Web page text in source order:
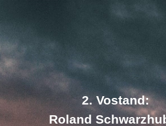
2. Vostand:
Roland